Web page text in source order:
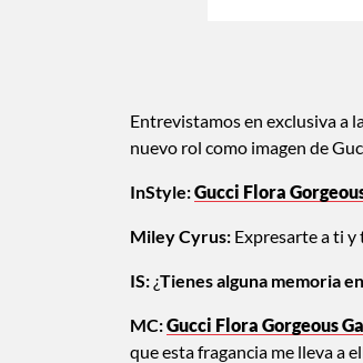
Entrevistamos en exclusiva a
nuevo rol como imagen de
InStyle:Gucci Flora
Miley Cyrus: Expresarte a ti y
IS: ¿Tienes alguna memoria
MC:Gucci Flora Gorgeous
que esta fragancia me lleva a